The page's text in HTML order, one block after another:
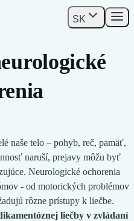
SK
naše telo – pohyb, reč, pamäť,
naruší, prejavy môžu byť
Neurologické ochorenia
- od motorických problémov
rôzne prístupy k liečbe.
liečby v zvládaní